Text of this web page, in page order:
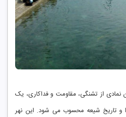
نمادی از تشنگی، مقاومت و فداکاری، یک
و تاریخ شیعه محسوب می ‌شود. این نهر